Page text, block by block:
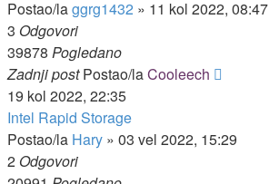
Postao/laggrg1432 » 11 kol 2022, 08:47
3 Odgovori
39878 Pogledano
Zadnji postPostao/laCooleech
19 kol 2022, 22:35
Intel Rapid Storage
Postao/la Hary » 03 vel 2022, 15:29
2 Odgovori